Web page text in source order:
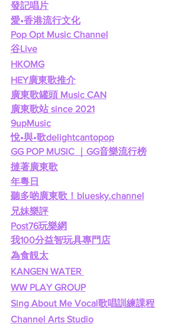
發記唱片
愛•香港流行文化
Pop Opt Music Channel
谷Live
HKOMG
HEY廣東歌推介
廣東歌罐頭 Music CAN
廣東歌站 since 2021
9upMusic
悅•與•歌delightcantopop
GG POP MUSIC ｜GG音樂流行榜
撻著廣東歌
年粵日
聽多啲廣東歌！bluesky.channel
兄妹樂評
Post76玩樂網
我100分益智玩具專門店
為食靚太
KANGEN WATER
WW PLAY GROUP
Sing About Me Vocal歌唱訓練課程
Channel Arts Studio